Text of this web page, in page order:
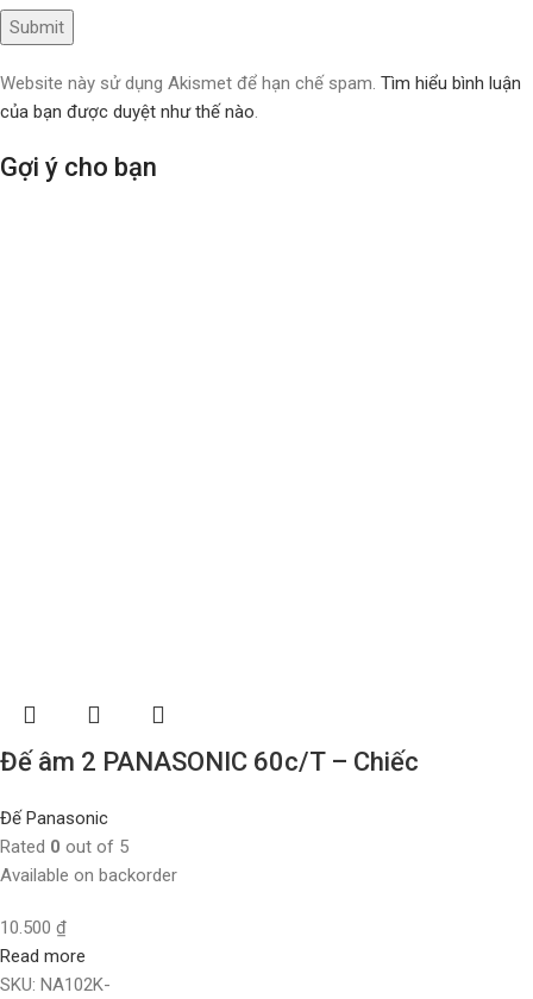
Website này sử dụng Akismet để hạn chế spam. Tìm hiểu bình luận
của bạn được duyệt như thế nào.
Gợi ý cho bạn
Đế âm 2 PANASONIC 60c/T – Chiếc
Đế Panasonic
Rated 0 out of 5
Available on backorder
10.500 ₫
Read more
SKU: NA102K-